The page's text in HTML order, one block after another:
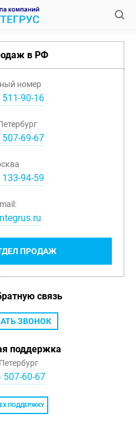
в РФ
номер
90-16
507-69-67
133-94-59
ПРОДАЖ
связь
ЗВОНОК
поддержка
507-60-67
ПОДДЕРЖКУ